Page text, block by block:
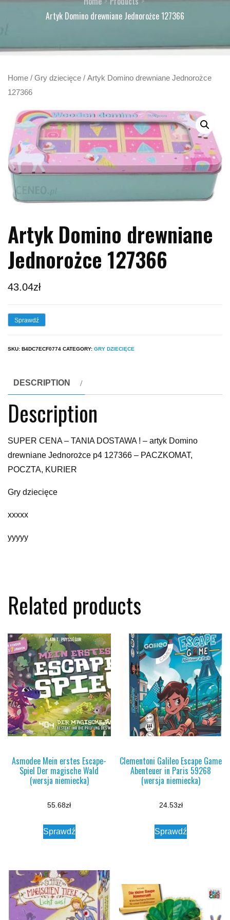
Artyk Domino drewniane Jednorożce 127366
Home / Gry dziecięce / Artyk Domino drewniane Jednorożce
127366
Artyk Domino drewniane
Jednorożce 127366
43.04zł
Sprawdź
SKU: B4DC7ECF0774 CATEGORY: GRY DZIECIĘCE
DESCRIPTION
Description
SUPER CENA – TANIA DOSTAWA ! – artyk Domino
drewniane Jednorożce p4 127366 – PACZKOMAT,
POCZTA, KURIER
Gry dziecięce
xxxxx
yyyyy
Related products
Asmodee Mein erstes Escape-
Spiel Der magische Wald
(wersja niemiecka)
55.68zł
Sprawdź
Clementoni Galileo Escape Game
Abenteuer in Paris 59268
(wersja niemiecka)
24.53zł
Sprawdź